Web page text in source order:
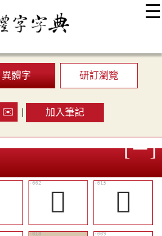
☰
網站導覽
異體字 研訂瀏覽
✉️ | 加入筆記
󱎂
󱎌